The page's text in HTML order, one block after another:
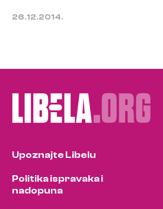
26.12.2014.
Upoznajte Libelu
Politika ispravaka i
nadopuna